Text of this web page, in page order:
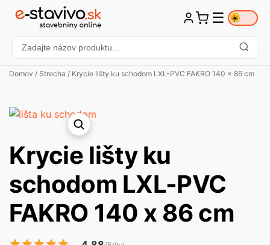
☰ ☀️
Domov / Strecha / Krycie lišty ku schodom LXL-PVC FAKRO 140 x 86 cm
Krycie lišty ku
schodom LXL-PVC
FAKRO 140 x 86 cm